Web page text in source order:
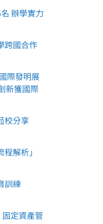
辦學實力
跨國合作
際發明展
新獲國際
校分享
解析」
訓練
定資產管